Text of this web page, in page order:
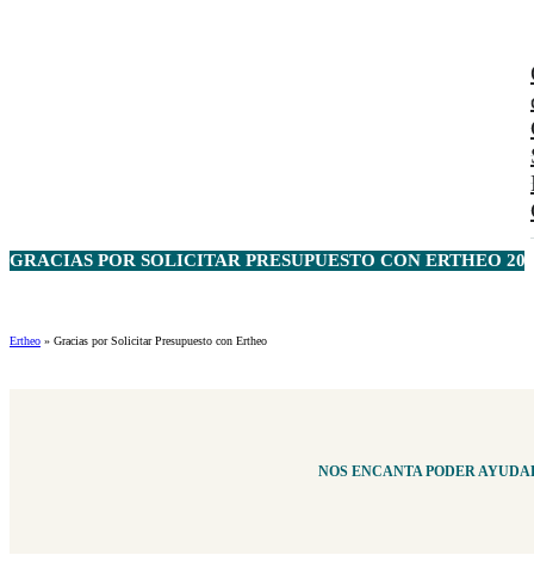
GRACIAS POR SOLICITAR PRESUPUESTO CON ERTHEO
Ertheo » Gracias por Solicitar Presupuesto con Ertheo
NOS ENCANTA PODER